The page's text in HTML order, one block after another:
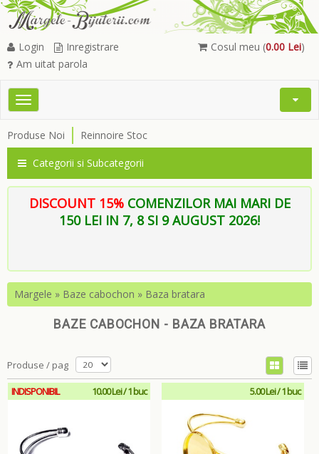
Cosul meu (0.00 Lei)
Login
Inregistrare
Am uitat parola
Toggle
Open
Produse Noi Reinnoire Stoc
Categorii si Subcategorii
DISCOUNT 15% COMENZILOR MAI MARI DE
150 LEI IN 7, 8 SI 9 AUGUST 2026!
Margele » Baze cabochon » Baza bratara
BAZE CABOCHON - BAZA BRATARA
Produse / pag
INDISPONIBIL 10.00 Lei / 1 buc 5.00 Lei / 1 buc